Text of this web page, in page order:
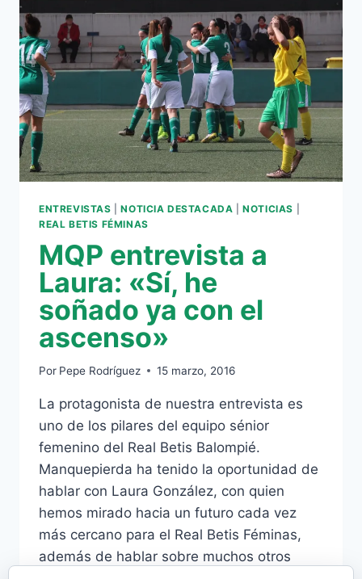
ENTREVISTAS |NOTICIA DESTACADA |NOTICIAS
REAL BETIS FÉMINAS
MQP entrevista a
Laura: «Sí, he
soñado ya con el
ascenso»
Por Pepe Rodríguez 15 marzo, 2016
La protagonista de nuestra entrevista es
uno de los pilares del equipo sénior
femenino del Real Betis Balompié.
Manquepierda ha tenido la oportunidad de
hablar con Laura González, con quien
hemos mirado hacia un futuro cada vez
más cercano para el Real Betis Féminas,
además de hablar sobre muchos otros